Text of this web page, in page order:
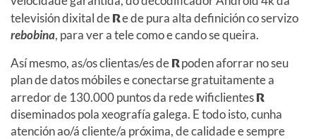
televisión dixital deRe de pura alta definición co servizo
rebobina, para ver a tele como e cando se queira.
Así mesmo, as/os clientas/es deRpoden aforrar no seu
plan de datos móbiles e conectarse gratuitamente a
arredor de 130.000 puntos da rede wificlientesR
diseminados pola xeografía galega. E todo isto, cunha
atención ao/á cliente/a próxima, de calidade e sempre